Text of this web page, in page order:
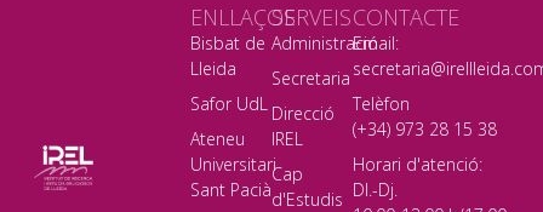
SERVEIS
Administració
Secretaria
Direcció
IREL
Cap
d'Estudis
ENLLAÇOS
Bisbat de
Lleida
Safor UdL
Ateneu
Universitari
Sant Pacià
CONTACTE
Email:
Telèfon
(+34) 973 28 15 38
Horari d'atenció:
Dl.-Dj.